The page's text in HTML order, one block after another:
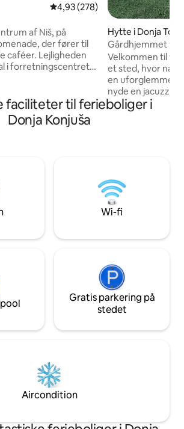
4,93 ud af 5 i gennemsnitlig
4,93 (278)
af Niš, på
der fører til
caféer. Lejligheden
i forretningscentret
i 2020.
giver en
i nærheden
Hytte i Donja
Gårdhjemmet til
Velkommen til
et sted, hvor
en uforglemmelig
nyde en jacuzzi
samt
rutsjebane, en
hjemmelavet
ingredienser
og vores bar er
forfriskninger og
faciliteter til ferieboliger i
Donja Konjuša
Wi-fi
Gratis parkering på
stedet
Aircondition